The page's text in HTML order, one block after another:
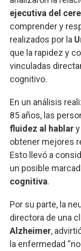
ejecutiva del
comprender y
realizados por la
que la rapidez y
vinculadas
cognitivo.
En un análisis
85 años, las
fluidez al hablar
obtener mejores
Esto llevó a
un posible
cognitiva.
Por su parte, la
directora de una
Alzheimer,
la enfermedad